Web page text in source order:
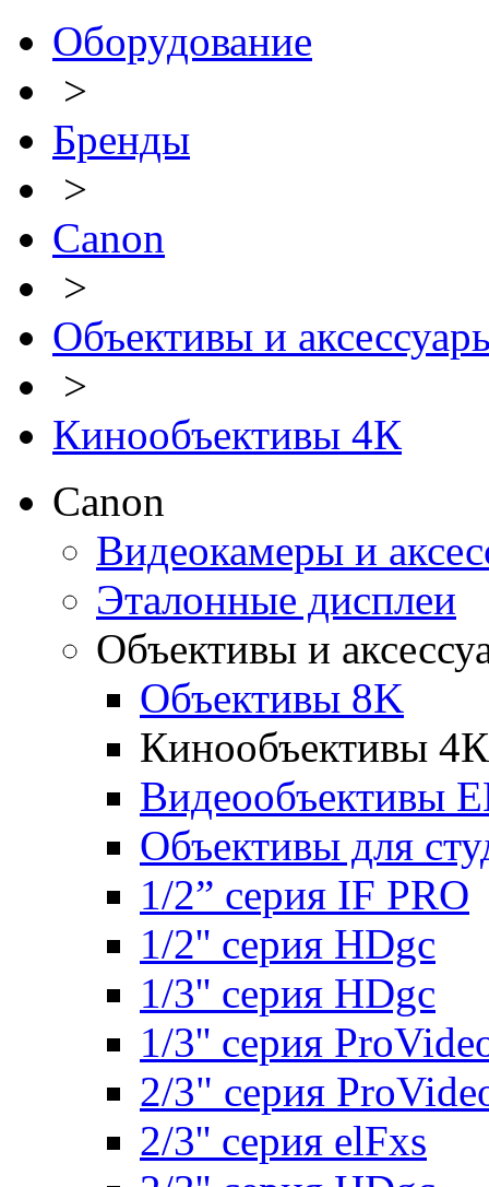
Оборудование
>
Бренды
>
Canon
>
Объективы и
>
Кинообъективы 4К
Canon
Видеокамеры и
Эталонные дисплеи
Объективы и
Объективы 8K
Кинообъективы 4К
Видеообъективы
Объективы для
1/2” серия IF PRO
1/2'' серия HDgc
1/3'' серия HDgc
1/3'' серия
2/3" серия
2/3'' серия elFxs